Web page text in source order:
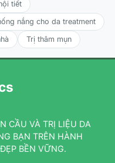
tiết
nắng cho da treatment
Trị thâm mụn
CẦU VÀ TRỊ LIỆU DA
BẠN TRÊN HÀNH
BỀN VỮNG.